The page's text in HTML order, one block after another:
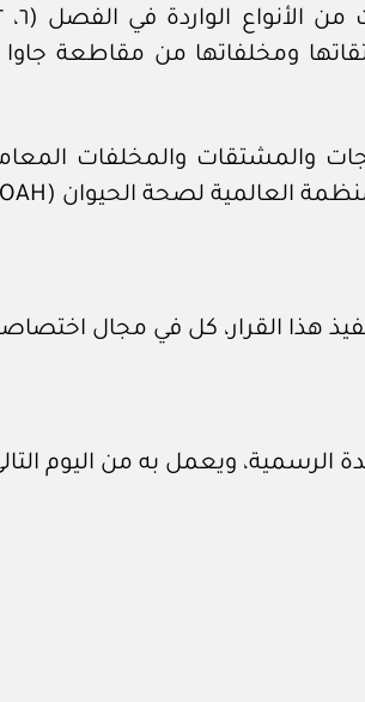
ومخلفاتها من مقاطعة
والمشتقات والمخلفات
هذا القرار، كل في مجال
الرسمية، ويعمل به من اليوم